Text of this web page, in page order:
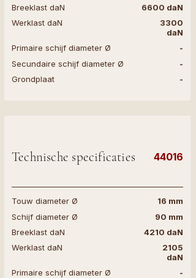
Breeklast daN
Werklast daN
Primaire schijf diameter Ø
6600 daN
3300
daN
-
Secundaire schijf diameter Ø
Grondplaat
-
-
Technische specificaties 44016
Touw diameter Ø
16 mm
Schijf diameter Ø
90 mm
Breeklast daN
Werklast daN
Primaire schijf diameter Ø
4210 daN
2105
daN
-